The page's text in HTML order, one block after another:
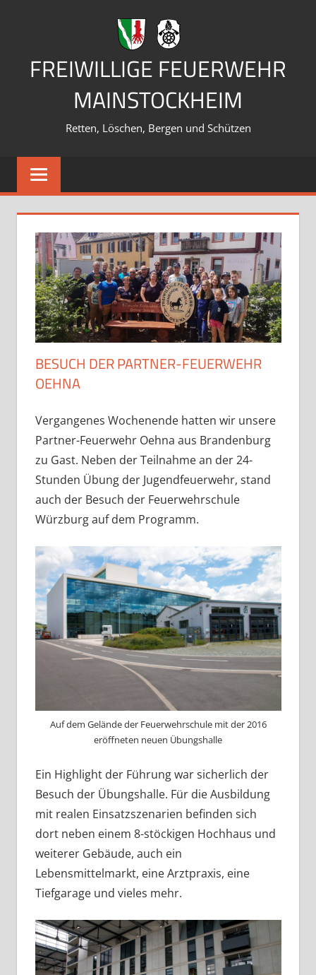
FREIWILLIGE FEUERWEHR
MAINSTOCKHEIM
Retten, Löschen, Bergen und Schützen
BESUCH DER PARTNER-FEUERWEHR
OEHNA
Vergangenes Wochenende hatten wir unsere
Partner-Feuerwehr Oehna aus Brandenburg
zu Gast. Neben der Teilnahme an der 24-
Stunden Übung der Jugendfeuerwehr, stand
auch der Besuch der Feuerwehrschule
Würzburg auf dem Programm.
Auf dem Gelände der Feuerwehrschule mit der 2016
eröffneten neuen Übungshalle
Ein Highlight der Führung war sicherlich der
Besuch der Übungshalle. Für die Ausbildung
mit realen Einsatzszenarien befinden sich
dort neben einem 8-stöckigen Hochhaus und
weiterer Gebäude, auch ein
Lebensmittelmarkt, eine Arztpraxis, eine
Tiefgarage und vieles mehr.